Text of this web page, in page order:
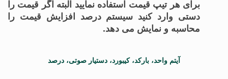
برای هر تیپ قیمت استفاده نمایید البته اگر قیمت را
دستی وارد کنید سیستم درصد افزایش قیمت را
محاسبه و نمایش می دهد.
آیتم واحد، بارکد، کیبورد، دستیار صوتی، درصد